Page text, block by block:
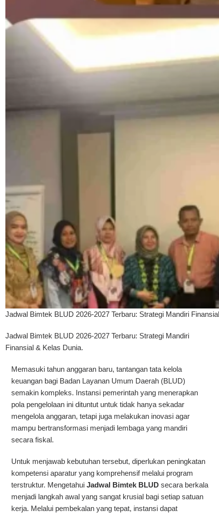
Jadwal Bimtek BLUD 2026-2027 Terbaru: Strategi Mandiri
Jadwal Bimtek BLUD 2026-2027 Terbaru: Strategi Mandiri
Finansial & Kelas Dunia.
Memasuki tahun anggaran baru, tantangan tata kelola
keuangan bagi Badan Layanan Umum Daerah (BLUD)
semakin kompleks. Instansi pemerintah yang menerapkan
pola pengelolaan ini dituntut untuk tidak hanya sekadar
mengelola anggaran, tetapi juga melakukan inovasi agar
mampu bertransformasi menjadi lembaga yang mandiri
secara fiskal.
Untuk menjawab kebutuhan tersebut, diperlukan peningkatan
kompetensi aparatur yang komprehensif melalui program
terstruktur. Mengetahui Jadwal Bimtek BLUDsecara berkala
menjadi langkah awal yang sangat krusial bagi setiap satuan
kerja. Melalui pembekalan yang tepat, instansi dapat